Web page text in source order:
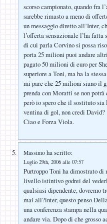
scorso campionato, quando fra
sarebbe rimasto a meno di
un messaggio diretto all’Inter,
l’offerta sensazionale l’ha
di cui parla Corvino si possa
porta 25 milioni puoi andare
pagato 50 milioni di euro per
superiore a Toni, ma ha la
mi pare che 25 milioni siano il
prenda con Moratti se non
però io spero che il sostituto
ventina di gol, non credi David?
Ciao e Forza Viola.
Massimo ha scritto:
Luglio 29th, 2006 alle 07:57
Purtroppo Toni ha dimostrato di
livello istintivo godrei del
qualsiasi dipendente, dovremo
mai all?inter, questo penso
una conferenza stampa nella
andare via. Dopo di che grosso